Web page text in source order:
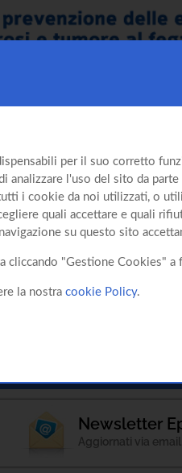
Newsletter
Aggiornati via
per il suo corretto
analizzare l'uso del sito da
i cookie da noi utilizzati, o
quali accettare e quali
su questo sito
cliccando "Gestione Cookies" a
la nostra cookie Policy.